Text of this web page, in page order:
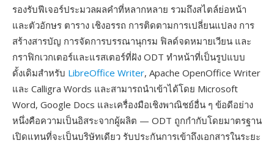
รองรับฟีเจอร์ประมวลผลคำที่หลากหลาย รวมถึงสไตล์ย่อหน้า
และตัวอักษร ตาราง เชิงอรรถ การติดตามการเปลี่ยนแปลง การ
สร้างสารบัญ การจัดการบรรณานุกรม ฟิลด์จดหมายเวียน และ
กราฟิกเวกเตอร์และแรสเตอร์ที่ฝัง ODT ทำหน้าที่เป็นรูปแบบ
ดั้งเดิมสำหรับ LibreOffice Writer, Apache OpenOffice Writer
และ Calligra Words และสามารถนำเข้าได้โดย Microsoft
Word, Google Docs และเครื่องมือเชิงพาณิชย์อื่น ๆ ข้อดีอย่าง
หนึ่งคือความเป็นอิสระจากผู้ผลิต — ODT ถูกกำกับโดยมาตรฐาน
เปิดแทนที่จะเป็นบริษัทเดียว รับประกันการเข้าถึงเอกสารในระยะ